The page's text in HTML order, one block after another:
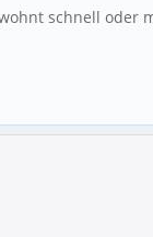
schnell oder